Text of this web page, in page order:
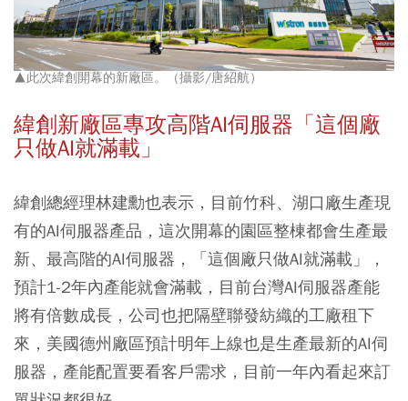
▲此次緯創開幕的新廠區。（攝影/唐紹航）
緯創新廠區專攻高階AI伺服器「這個廠
只做AI就滿載」
緯創總經理林建勳也表示，目前竹科、湖口廠生產現
有的AI伺服器產品，這次開幕的園區整棟都會生產最
新、最高階的AI伺服器，「這個廠只做AI就滿載」，
預計1-2年內產能就會滿載，目前台灣AI伺服器產能
將有倍數成長，公司也把隔壁聯發紡織的工廠租下
來，美國德州廠區預計明年上線也是生產最新的AI伺
服器，產能配置要看客戶需求，目前一年內看起來訂